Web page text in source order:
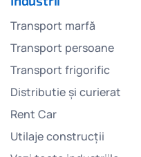
Transport marfă
Transport persoane
Transport frigorific
Distributie și curierat
Rent Car
Utilaje construcții